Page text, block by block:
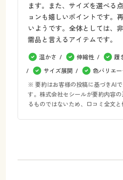
ます。また、サイズを選べる
ョンも嬉しいポイントです。
いようです。全体としては、
需品と言えるアイテムです。
温かさ 伸縮性
履
サイズ展開
色バリエ
※ 要約はお客様の投稿に基づきAI
す。株式会社セシールが要約内容
るものではないため、口コミ全文と